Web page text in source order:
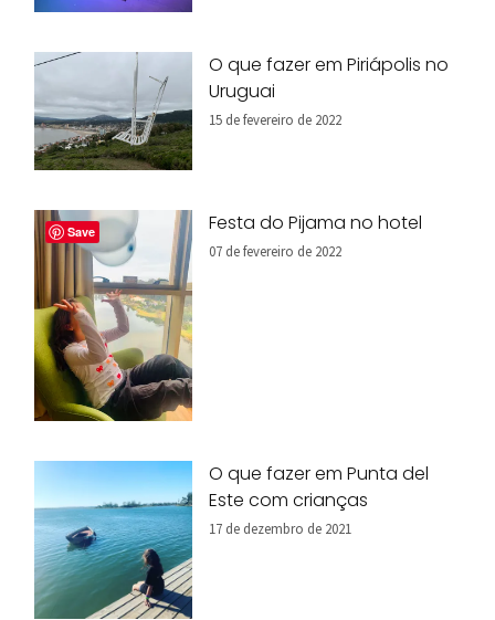
O que fazer em Piriápolis no
Uruguai
15 de fevereiro de 2022
Festa do Pijama no hotel
07 de fevereiro de 2022
O que fazer em Punta del
Este com crianças
17 de dezembro de 2021
Save